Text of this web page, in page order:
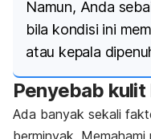
Namun, Anda
bila kondisi ini
atau kepala
Penyebab
Ada banyak sekali
berminyak.